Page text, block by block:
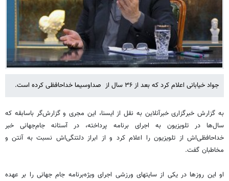
جواد خیابانی اعلام کرد که بعد از ۳۶ سال از صداوسیما خداحافظی کرده است.
به گزارش خبرگزاری خبرآنلاین به نقل از ایسنا، این مجری و گزارش‌گر باسابقه که
سال‌ها در تلویزیون به اجرای برنامه پرداخته، در آستانه جام‌جهانی خبر
خداحافظی‌اش از تلویزیون را اعلام کرد و از ابراز دلتنگی‌اش نسبت به آنتن و
مخاطبان گفت.
او این روزها در یکی از سایتهای ورزشی اجرای ویژه‌برنامه جام جهانی را بر عهده